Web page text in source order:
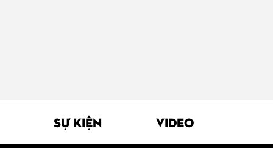
SỰ KIỆN VIDEO